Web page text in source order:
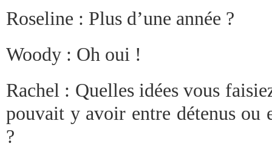
Roseline : Plus d’une année ?
Woody : Oh oui !
Rachel : Quelles idées vous
pouvait y avoir entre détenus ou
?